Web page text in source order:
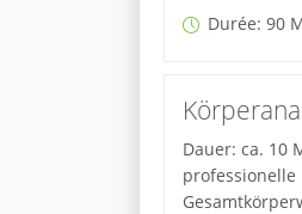
Durée: 90
Dauer: ca. 10
professionelle